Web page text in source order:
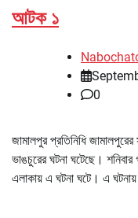
আটক ১
0
জামালপুর প্রতিনিধি জামালপুরের
ভাঙচুরের ঘটনা ঘটেছে।
এলাকায় এ ঘটনা ঘটে। এ